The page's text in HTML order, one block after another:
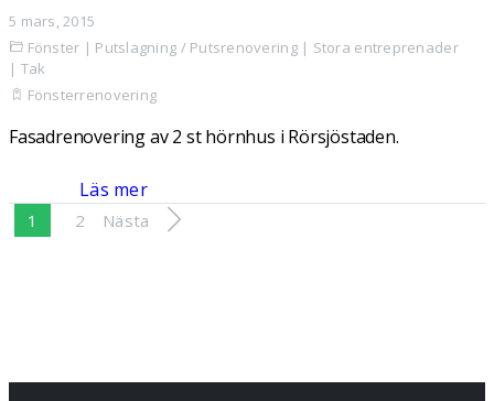
5 mars, 2015
Fönster | Putslagning / Putsrenovering| Stora entreprenader
| Tak
Fönsterrenovering
Fasadrenovering av 2 st hörnhus i Rörsjöstaden.
Läs mer
1 2 Nästa